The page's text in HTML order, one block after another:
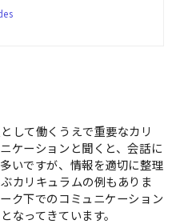
管理者にも使いやすいUI/UXと、
して働くうえで重要なカリ
ケーションと聞くと、会話に
いですが、情報を適切に整理
カリキュラムの例もありま
ク下でのコミュニケーション
なってきています。